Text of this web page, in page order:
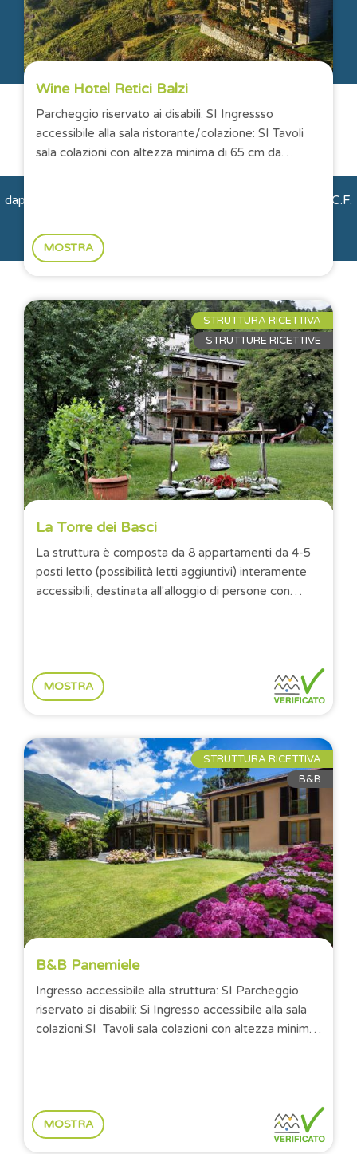
Wine Hotel Retici Balzi
Parcheggio riservato ai disabili: SI Ingressso
accessibile alla sala ristorante/colazione: SI Tavoli
sala colazioni con altezza minima di 65 cm da
MOSTRA
STRUTTURA RICETTIVA
STRUTTURE RICETTIVE
La Torre dei Basci
La struttura è composta da 8 appartamenti da 4-5
posti letto (possibilità letti aggiuntivi) interamente
accessibili, destinata all'alloggio di persone con
MOSTRA
STRUTTURA RICETTIVA
B&B
B&B Panemiele
Ingresso accessibile alla struttura: SI Parcheggio
riservato ai disabili: Si Ingresso accessibile alla sala
colazioni:SI Tavoli sala colazioni con altezza minima
MOSTRA
Città e Paesi Montagna e natura
Storie e Persone
dappertutto OdV | via Gerone 2 | 23010 Albosaggia (So) | C.F.